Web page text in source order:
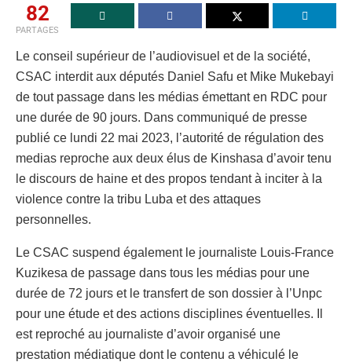
82
PARTAGES
Le conseil supérieur de l’audiovisuel et de la société,
CSAC interdit aux députés Daniel Safu et Mike Mukebayi
de tout passage dans les médias émettant en RDC pour
une durée de 90 jours. Dans communiqué de presse
publié ce lundi 22 mai 2023, l’autorité de régulation des
medias reproche aux deux élus de Kinshasa d’avoir tenu
le discours de haine et des propos tendant à inciter à la
violence contre la tribu Luba et des attaques
personnelles.
Le CSAC suspend également le journaliste Louis-France
Kuzikesa de passage dans tous les médias pour une
durée de 72 jours et le transfert de son dossier à l’Unpc
pour une étude et des actions disciplines éventuelles. Il
est reproché au journaliste d’avoir organisé une
prestation médiatique dont le contenu a véhiculé le